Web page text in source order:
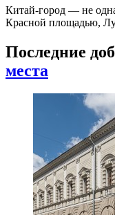
Китай-город — не
Красной площадью,
Последние
места